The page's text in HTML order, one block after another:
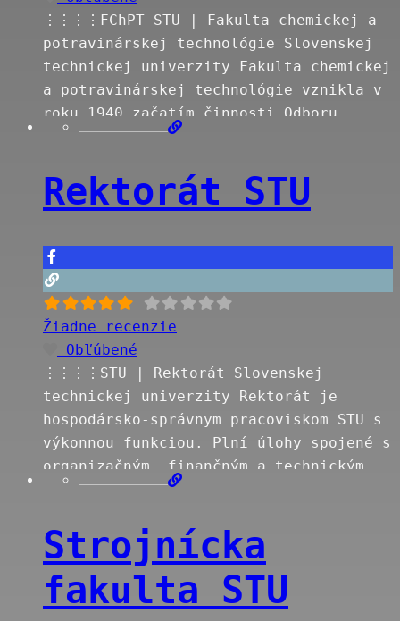
⋮⋮⋮⋮FChPT STU | Fakulta chemickej a
potravinárskej technológie Slovenskej
technickej univerzity Fakulta chemickej
a potravinárskej technológie vznikla v
roku 1940 začatím činnosti Odboru
chemickotechnologického inžinierstva
(SVŠT). Fakulta má svoje špecifické
postavenie ako jediná svojho druhu na
chemického, potravinárskeho,
farmaceutického a spotrebného priemyslu
vrátane ekológie. Jej súčasným dekanom
je prof. Ing. Ján Šajbidor,
Rektorát STU
Žiadne recenzie
Obľúbené
⋮⋮⋮⋮STU | Rektorát Slovenskej
technickej univerzity Rektorát je
hospodársko-správnym pracoviskom STU s
výkonnou funkciou. Plní úlohy spojené s
organizačným, finančným a technickým
zabezpečením činnosti STU ako
povinnosťami STU ako správcu dotácii zo
štátneho rozpočtu, vlastníka majetku a
zriaďovateľa súčastí STU. Pripravuje
podklady pre rozhodovanie akademických
Strojnícka
fakulta STU